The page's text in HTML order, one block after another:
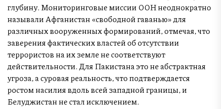
глубину. Мониторинговые миссии ООН неоднократно
называли Афганистан «свободной гаванью» для
различных вооруженных формирований, отмечая, что
заверения фактических властей об отсутствии
террористов на их земле не соответствуют
действительности. Для Пакистана это не абстрактная
угроза, а суровая реальность, что подтверждается
ростом насилия вдоль всей западной границы, и
Белуджистан не стал исключением.